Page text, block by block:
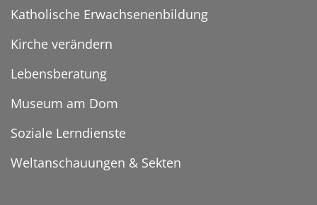
Katholische Erwachsenenbildung
Kirche verändern
Lebensberatung
Museum am Dom
Soziale Lerndienste
Weltanschauungen & Sekten